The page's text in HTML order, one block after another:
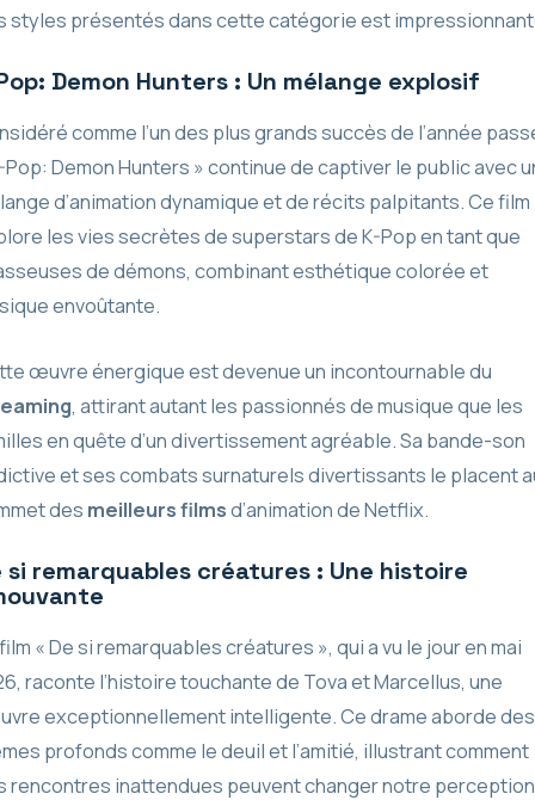
styles présentés dans cette catégorie est
Demon Hunters : Un mélange explosif
comme l’un des plus grands succès de l’année
Pop: Demon Hunters » continue de captiver le public avec
d’animation dynamique et de récits palpitants. Ce film
les vies secrètes de superstars de K-Pop en tant que
de démons, combinant esthétique colorée et
envoûtante.
œuvre énergique est devenue un incontournable du
, attirant autant les passionnés de musique que les
en quête d’un divertissement agréable. Sa bande-son
et ses combats surnaturels divertissants le placent
des meilleurs filmsd’animation de Netflix.
si remarquables créatures : Une histoire
« De si remarquables créatures », qui a vu le jour en mai
raconte l’histoire touchante de Tova et Marcellus, une
exceptionnellement intelligente. Ce drame aborde des
profonds comme le deuil et l’amitié, illustrant comment
rencontres inattendues peuvent changer notre